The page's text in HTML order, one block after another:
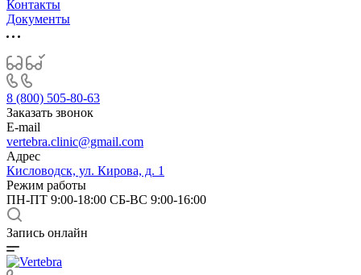
Контакты
Документы
8 (800) 505-80-63
Заказать звонок
E-mail
vertebra.clinic@gmail.com
Адрес
Кисловодск, ул. Кирова, д. 1
Режим работы
ПН-ПТ 9:00-18:00 СБ-ВС 9:00-16:00
Запись онлайн